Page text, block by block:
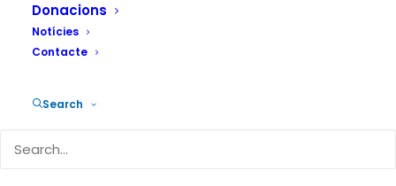
Donacions
Notícies
Contacte
Search
Coincidint amb el Dia Europeu de la
Salut Sexual, que es va celebrar el 14 de
les Addiccions, ha insistit en la